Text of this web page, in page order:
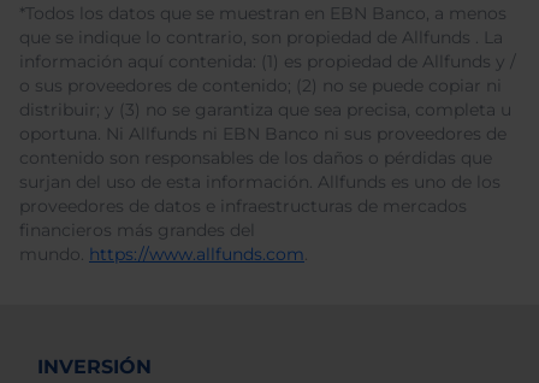
*Todos los datos que se muestran en EBN Banco, a menos
que se indique lo contrario, son propiedad de Allfunds . La
información aquí contenida: (1) es propiedad de Allfunds y /
o sus proveedores de contenido; (2) no se puede copiar ni
distribuir; y (3) no se garantiza que sea precisa, completa u
oportuna. Ni Allfunds ni EBN Banco ni sus proveedores de
contenido son responsables de los daños o pérdidas que
surjan del uso de esta información. Allfunds es uno de los
proveedores de datos e infraestructuras de mercados
financieros más grandes del
mundo. https://www.allfunds.com.
INVERSIÓN